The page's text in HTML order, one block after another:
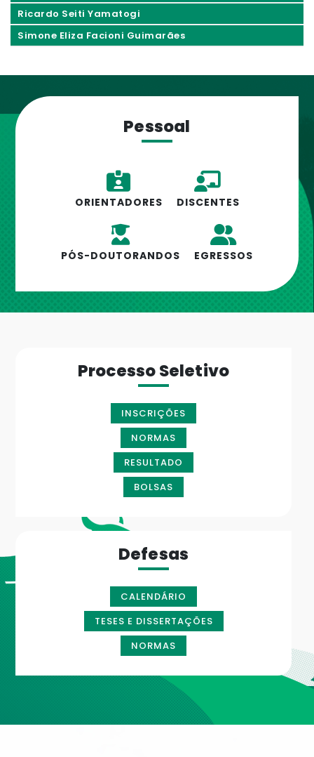
Ricardo Seiti Yamatogi
Simone Eliza Facioni Guimarães
Pessoal
ORIENTADORES DISCENTES
PÓS-DOUTORANDOS EGRESSOS
Processo Seletivo
INSCRIÇÕES
NORMAS
RESULTADO
BOLSAS
Defesas
CALENDÁRIO
TESES E DISSERTAÇÕES
NORMAS